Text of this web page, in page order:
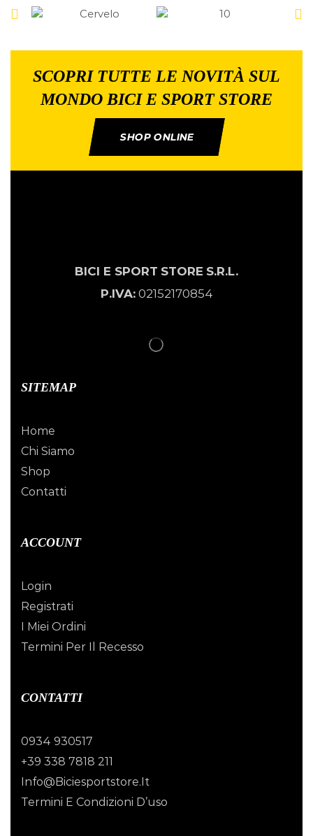
SCOPRI TUTTE LE NOVITÀ SUL
MONDO BICI E SPORT STORE
SHOP ONLINE
BICI E SPORT STORE S.R.L.
P.IVA:02152170854
SITEMAP
Home
Chi Siamo
Shop
Contatti
ACCOUNT
Login
Registrati
I Miei Ordini
Termini Per Il Recesso
CONTATTI
0934 930517
+39 338 7818 211
Info@biciesportstore.it
Termini E Condizioni D’uso